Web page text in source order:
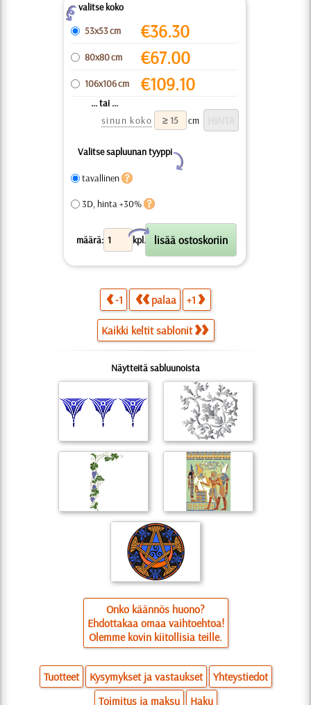
Zvalitse koko
53x53 cm
€36.30
80x80 cm €67.00
106x106 cm €109.10
... tai ...
sinun koko
cm
Valitse sapluunan tyyppi
Y
tavallinen
3D, hinta +30%
määrä: kpl.
X
-1 palaa +1
Kaikki keltit sablonit
Näytteitä sabluunoista
Onko käännös huono?
Ehdottakaa omaa vaihtoehtoa!
Olemme kovin kiitollisia teille.
Tuotteet Kysymykset ja vastaukset
Yhteystiedot
Toimitus ja maksu
Haku